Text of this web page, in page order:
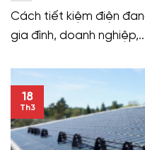
Cách tiết kiệm điện
gia đình, doanh
18
Th3